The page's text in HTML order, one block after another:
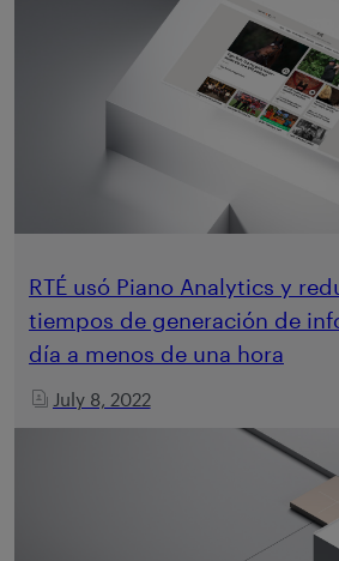
RTÉ usó Piano Analytics y
tiempos de generación de
día a menos de una hora
July 8, 2022